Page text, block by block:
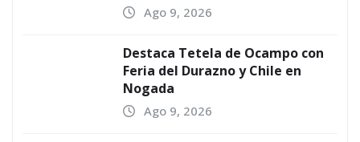
Ago 9, 2026
Destaca Tetela de Ocampo con
Feria del Durazno y Chile en
Nogada
Ago 9, 2026